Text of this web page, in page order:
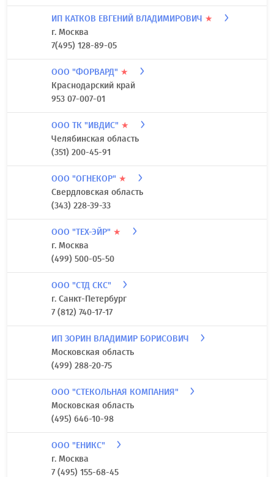
ИП КАТКОВ ЕВГЕНИЙ ВЛАДИМИРОВИЧ ★
г. Москва
7(495) 128-89-05
ООО "ФОРВАРД" ★
Краснодарский край
953 07-007-01
ООО ТК "ИВДИС" ★
Челябинская область
(351) 200-45-91
ООО "ОГНЕКОР" ★
Свердловская область
(343) 228-39-33
ООО "ТЕХ-ЭЙР" ★
г. Москва
(499) 500-05-50
ООО "СТД СКС"
г. Санкт-Петербург
7 (812) 740-17-17
ИП ЗОРИН ВЛАДИМИР БОРИСОВИЧ
Московская область
(499) 288-20-75
ООО "СТЕКОЛЬНАЯ КОМПАНИЯ"
Московская область
(495) 646-10-98
ООО "ЕНИКС"
г. Москва
7 (495) 155-68-45